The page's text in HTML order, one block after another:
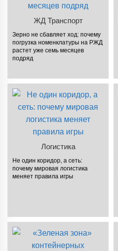
ЖД Транспорт
Зерно не сбавляет ход: почему
погрузка номенклатуры на РЖД
растет уже семь месяцев
подряд
Логистика
Не один коридор, а сеть:
почему мировая логистика
меняет правила игры